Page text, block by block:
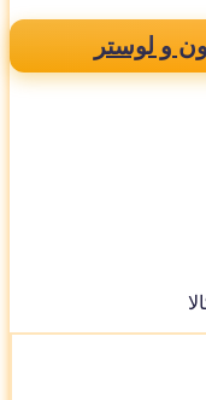
و لوستر